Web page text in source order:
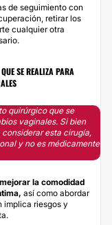
de seguimiento con
retirar los
cualquier otra
SE REALIZA PARA
quirúrgico que se
vaginales. Si bien
esta cirugía,
y no es médicamente
la comodidad
así como abordar
implica riesgos y